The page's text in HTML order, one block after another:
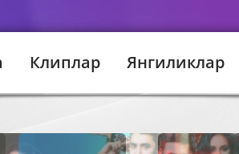
Клиплар Янгиликлар